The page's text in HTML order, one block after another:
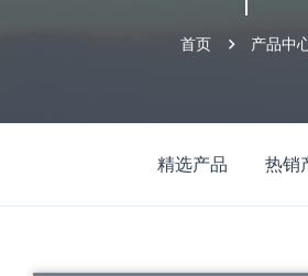
首页 产品中
精选产品 热销